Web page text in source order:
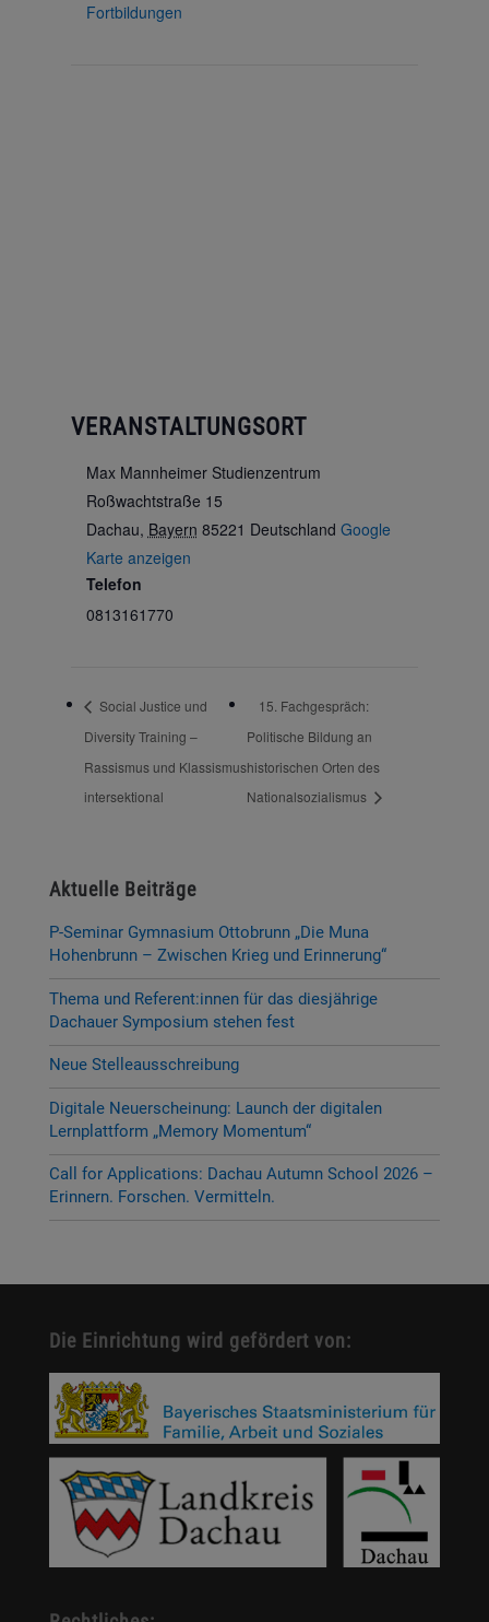
Fortbildungen
VERANSTALTUNGSORT
Max Mannheimer Studienzentrum
Roßwachtstraße 15
Dachau, Bayern 85221 Deutschland Google
Karte anzeigen
Telefon
0813161770
Social Justice und
Diversity Training –
Rassismus und Klassismus
intersektional
15. Fachgespräch:
Politische Bildung an
historischen Orten des
Nationalsozialismus
Aktuelle Beiträge
P-Seminar Gymnasium Ottobrunn „Die Muna
Hohenbrunn – Zwischen Krieg und Erinnerung“
Thema und Referent:innen für das diesjährige
Dachauer Symposium stehen fest
Neue Stelleausschreibung
Digitale Neuerscheinung: Launch der digitalen
Lernplattform „Memory Momentum“
Call for Applications: Dachau Autumn School 2026 –
Erinnern. Forschen. Vermitteln.
Die Einrichtung wird gefördert von: